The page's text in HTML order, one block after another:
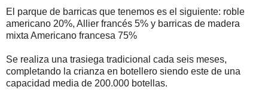
El parque de barricas que tenemos es el siguiente: roble
americano 20%, Allier francés 5% y barricas de madera
mixta Americano francesa 75%
Se realiza una trasiega tradicional cada seis meses,
completando la crianza en botellero siendo este de una
capacidad media de 200.000 botellas.